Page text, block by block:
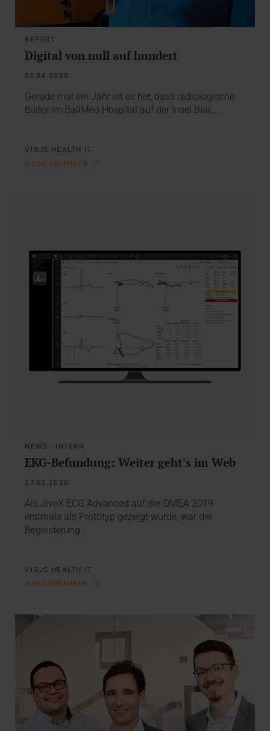
REPORT
Digital von null auf hundert
01.04.2020
Gerade mal ein Jahr ist es her, dass radiologische
Bilder im BaliMéd Hospital auf der Insel Bali,…
VISUS HEALTH IT
MEHR ERFAHREN
NEWS · INTERN
EKG-Befundung: Weiter geht's im Web
27.03.2020
Als JiveX ECG Advanced auf der DMEA 2019
erstmals als Prototyp gezeigt wurde, war die
Begeisterung…
VISUS HEALTH IT
MEHR ERFAHREN